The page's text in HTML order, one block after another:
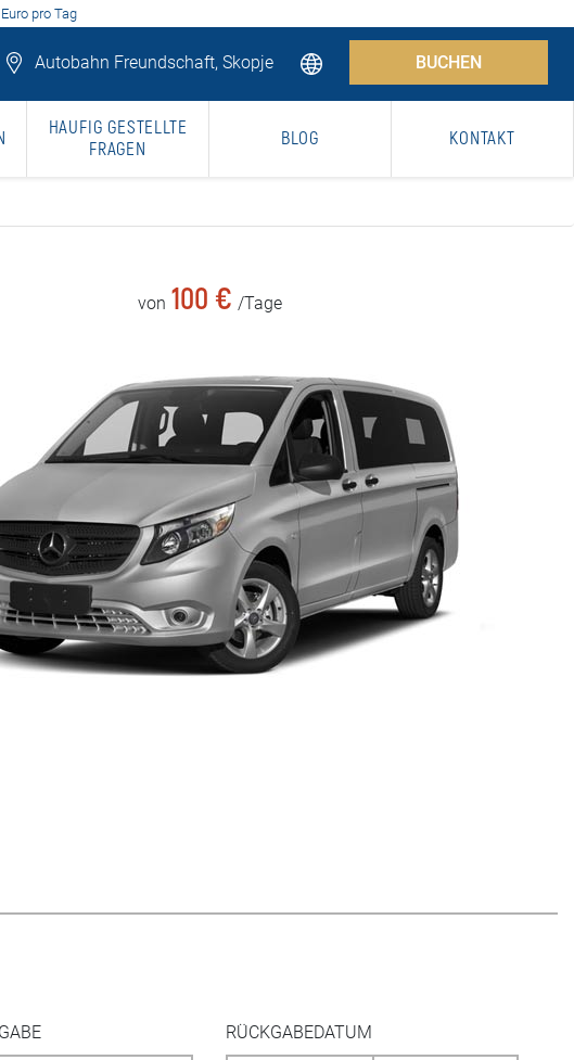
pro Tag
Autobahn Freundschaft, Skopje BUCHEN
HAUFIG GESTELLTE
FRAGEN
BLOG KONTAKT
von 100 € /Tage
RÜCKGABEDATUM